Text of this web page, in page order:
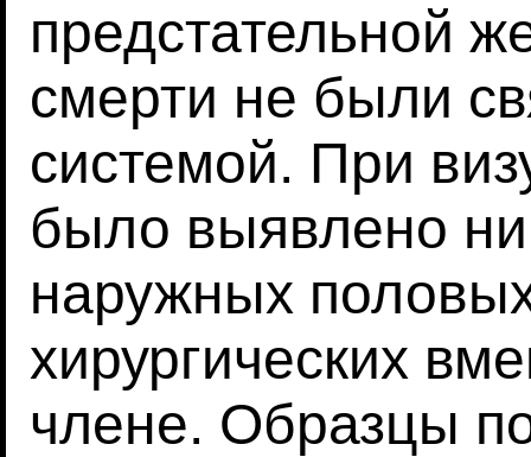
предстательной
смерти не были
системой. При
было выявлено
наружных
хирургических
члене. Образцы